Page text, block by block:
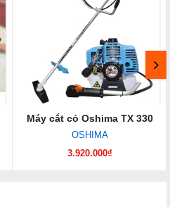
Máy cắt cỏ Oshima TX 330
OSHIMA
3.920.000₫